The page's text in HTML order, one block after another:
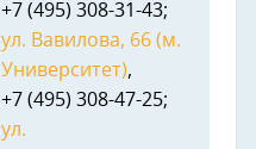
+7 (495) 308-31-43;
ул. Вавилова, 66 (м.
Университет),
+7 (495) 308-47-25;
ул.